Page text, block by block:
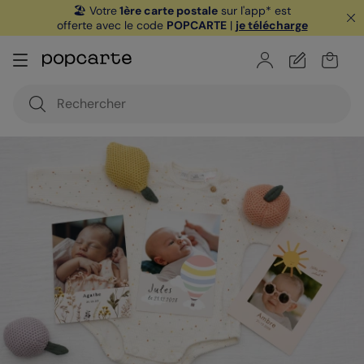
🏖️ Votre1ère carte postale sur l'app* est
offerte avec le code POPCARTE| je télécharge